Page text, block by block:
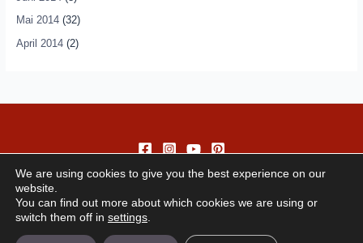
Mai 2014(32)
April 2014(2)
Copyright © 2026 andando
We are using cookies to give you the best experience on our
website.
You can find out more about which cookies we are using or
switch them off in settings